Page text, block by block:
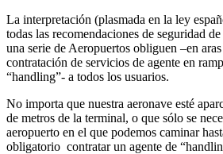
La interpretación (plasmada en la ley
todas las recomendaciones de seguridad
una serie de Aeropuertos obliguen –en
contratación de servicios de agente en
“handling”- a todos los usuarios.
No importa que nuestra aeronave esté
de metros de la terminal, o que sólo se
aeropuerto en el que podemos caminar
obligatorio contratar un agente de